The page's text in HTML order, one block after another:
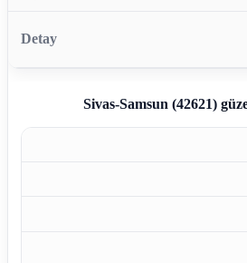
Sivas-Samsun (42621)